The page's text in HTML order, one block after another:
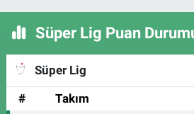
Süper Lig Puan
Süper Lig
#
Takım